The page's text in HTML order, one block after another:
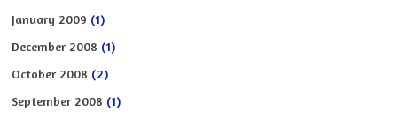
January 2009 (1)
December 2008 (1)
October 2008 (2)
September 2008 (1)